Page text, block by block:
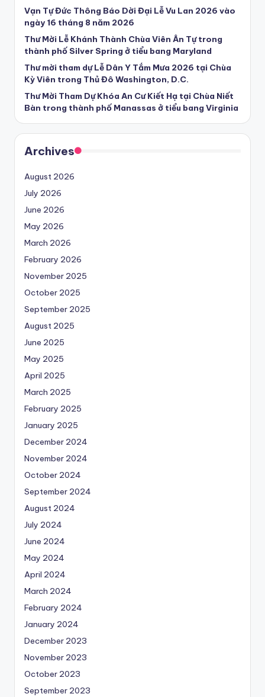
Vạn Tự Đức Thông Báo Dời Đại Lễ Vu Lan 2026 vào
ngày 16 tháng 8 năm 2026
Thư Mời Lễ Khánh Thành Chùa Viên Ân Tự trong
thành phố Silver Spring ở tiểu bang Maryland
Thư mời tham dự Lễ Dân Y Tắm Mưa 2026 tại Chùa
Kỳ Viên trong Thủ Đô Washington, D.C.
Thư Mời Tham Dự Khóa An Cư Kiết Hạ tại Chùa Niết
Bàn trong thành phố Manassas ở tiểu bang Virginia
Archives
August 2026
July 2026
June 2026
May 2026
March 2026
February 2026
November 2025
October 2025
September 2025
August 2025
June 2025
May 2025
April 2025
March 2025
February 2025
January 2025
December 2024
November 2024
October 2024
September 2024
August 2024
July 2024
June 2024
May 2024
April 2024
March 2024
February 2024
January 2024
December 2023
November 2023
October 2023
September 2023